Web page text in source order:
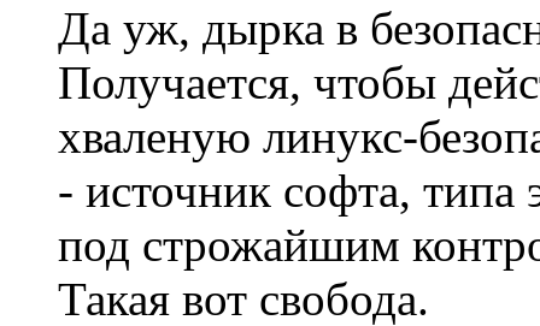
Да уж, дырка в
Получается, чтобы
хваленую линукс-
- источник софта, типа
под строжайшим
Такая вот свобода.